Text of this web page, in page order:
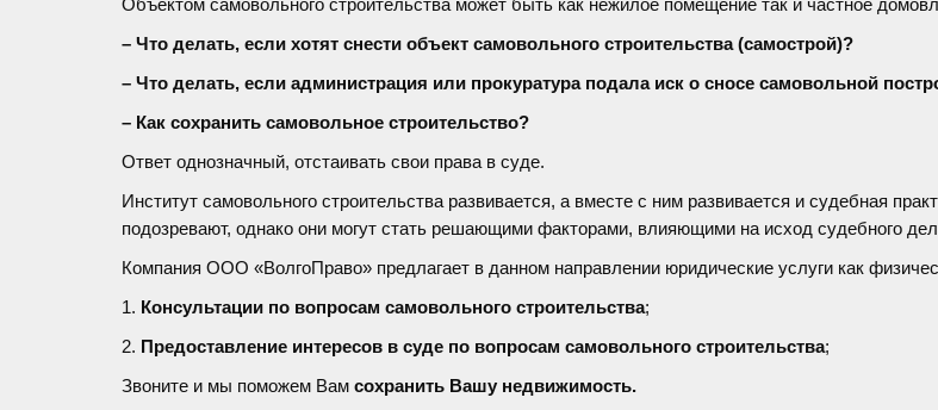
Объектом самовольного строительства может быть как нежилое помещение так и частное
– Что делать, если хотят снести объект самовольного строительства (самострой)?
– Что делать, если администрация или прокуратура подала иск о сносе самовольной
– Как сохранить самовольное строительство?
Ответ однозначный, отстаивать свои права в суде.
Институт самовольного строительства развивается, а вместе с ним развивается и судебная
подозревают, однако они могут стать решающими факторами, влияющими на исход судебного
Компания ООО «ВолгоПраво» предлагает в данном направлении юридические услуги как
1. Консультации по вопросам самовольного строительства;
2. Предоставление интересов в суде по вопросам самовольного строительства;
Звоните и мы поможем Вам сохранить Вашу недвижимость.